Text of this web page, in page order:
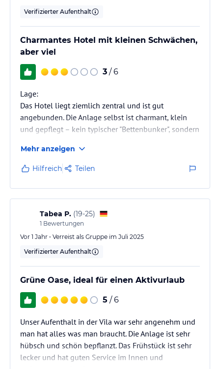
Verifizierter Aufenthalt
Charmantes Hotel mit kleinen Schwächen,
aber viel
3 / 6
Lage:
Das Hotel liegt ziemlich zentral und ist gut
angebunden. Die Anlage selbst ist charmant, klein
und gepflegt – kein typischer "Bettenbunker", sondern
Gartenanlage und Pools. Restaurants verschiedenster
Art befinden sich in direkter Umgebung, ebenso wie
öffentliche Verkehrsmittel – ideal für Ausflüge.
Ein kleiner Nachteil: Es gibt keine eigenen
Parkplätze, man muss auf öffentliche
(gebührenpflichtige) Parkplätze ausweichen oder
weiter außerhalb hoffen, dass was…
Mehr anzeigen
Hilfreich Teilen
Tabea P. (19-25)
1 Bewertungen
Vor 1 Jahr • Verreist als Gruppe im Juli 2025
Verifizierter Aufenthalt
Grüne Oase, ideal für einen Aktivurlaub
5 / 6
Unser Aufenthalt in der Vila war sehr angenehm und
man hat alles was man braucht. Die Anlage ist sehr
hübsch und schön bepflanzt. Das Frühstück ist sehr
lecker und hat guten Service im Innen und